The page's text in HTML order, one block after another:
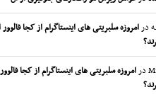
درامروزه سلبریتی های اینستاگرام از کجا
درامروزه سلبریتی های اینستاگرام از کجا